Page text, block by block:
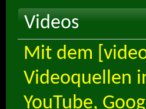
Videos
Mit dem
Videoquellen
YouTube,